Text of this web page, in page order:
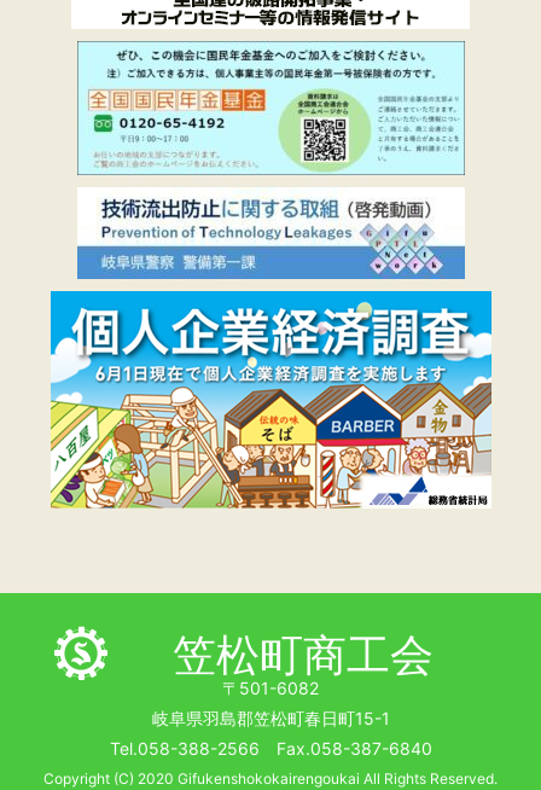
笠松町商工会
〒501-6082
岐阜県羽島郡笠松町春日町15-1
Tel.058-388-2566 Fax.058-387-6840
Copyright (C) 2020 Gifukenshokokairengoukai All Rights Reserved.